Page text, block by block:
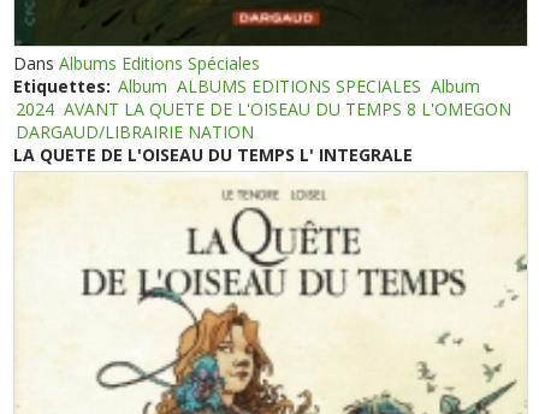
DansAlbums Editions Spéciales
Etiquettes: Album ALBUMS EDITIONS SPECIALES Album
2024 AVANT LA QUETE DE L'OISEAU DU TEMPS 8 L'OMEGON
DARGAUD/LIBRAIRIE NATION
LA QUETE DE L'OISEAU DU TEMPS L' INTEGRALE